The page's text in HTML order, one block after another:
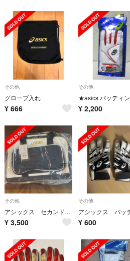
その他
グローブ入れ
¥ 666
その他
¥ 2,200
その他
アシックス セカンドバッグ
¥ 3,500
その他
¥ 600